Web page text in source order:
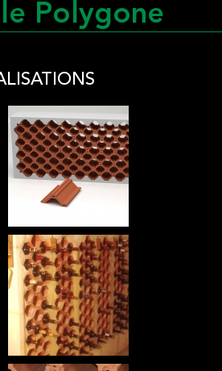
Polygone